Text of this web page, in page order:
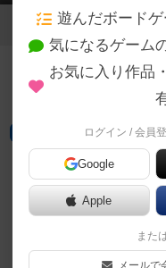
1
アンファングで遊ぶことがで
登録されています。公開プロ
ログインすると、同じ都道府
ボードゲームカフェ
ヤ
埼
遊べるボードゲーム
遊んだボード
気になるゲーム
お気に入り作品
ログイン / 会員
Google
Apple
また
メールで